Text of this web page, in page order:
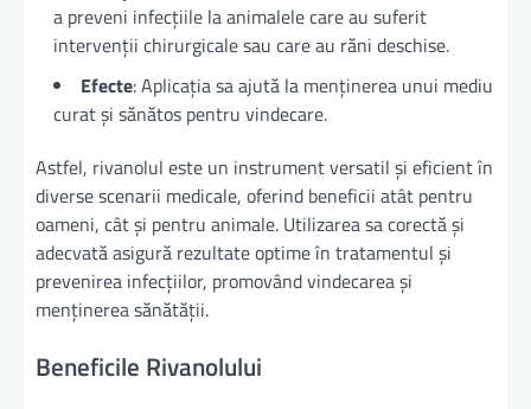
a preveni infecțiile la animalele care au suferit
intervenții chirurgicale sau care au răni deschise.
Efecte: Aplicația sa ajută la menținerea unui mediu
curat și sănătos pentru vindecare.
Astfel, rivanolul este un instrument versatil și eficient în
diverse scenarii medicale, oferind beneficii atât pentru
oameni, cât și pentru animale. Utilizarea sa corectă și
adecvată asigură rezultate optime în tratamentul și
prevenirea infecțiilor, promovând vindecarea și
menținerea sănătății.
Beneficile Rivanolului